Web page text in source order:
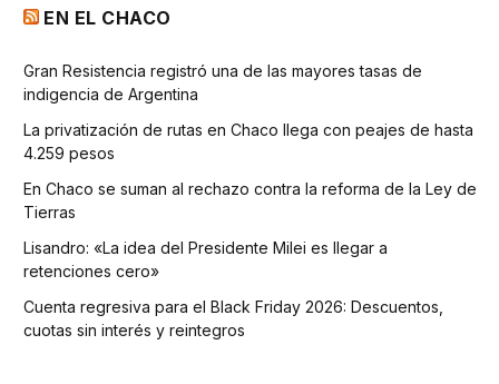
EN EL CHACO
Gran Resistencia registró una de las mayores tasas de
indigencia de Argentina
La privatización de rutas en Chaco llega con peajes de hasta
4.259 pesos
En Chaco se suman al rechazo contra la reforma de la Ley de
Tierras
Lisandro: «La idea del Presidente Milei es llegar a
retenciones cero»
Cuenta regresiva para el Black Friday 2026: Descuentos,
cuotas sin interés y reintegros